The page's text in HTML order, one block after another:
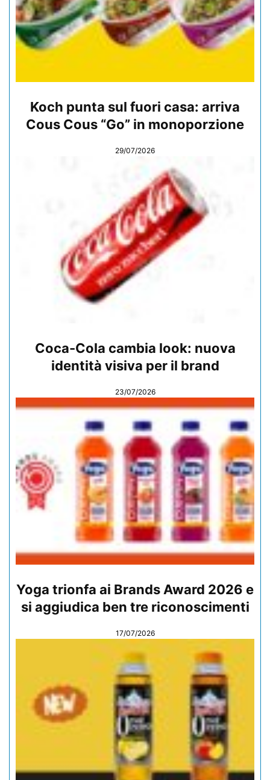
Koch punta sul fuori casa: arriva
Cous Cous “Go” in monoporzione
29/07/2026
Coca-Cola cambia look: nuova
identità visiva per il brand
23/07/2026
Yoga trionfa ai Brands Award 2026 e
si aggiudica ben tre riconoscimenti
17/07/2026